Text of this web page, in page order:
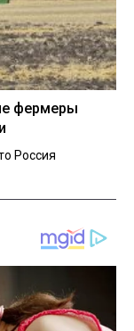
фермеры
Россия